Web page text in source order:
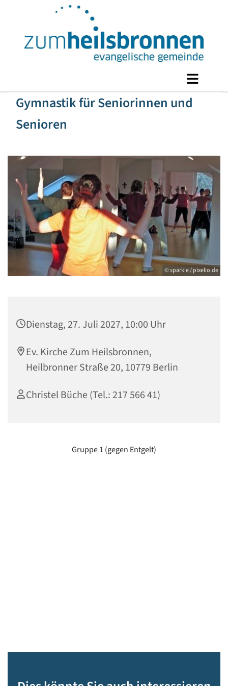
Gymnastik für Seniorinnen und
Senioren
© sparkie / pixelio.de
Dienstag, 27. Juli 2027, 10:00 Uhr
Ev. Kirche Zum Heilsbronnen,
Heilbronner Straße 20, 10779 Berlin
Christel Büche (Tel.: 217 566 41)
Gruppe 1 (gegen Entgelt)